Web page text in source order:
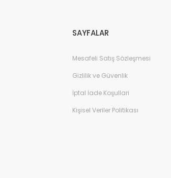
SAYFALAR
Mesafeli Satış Sözleşmesi
Gizlilik ve Güvenlik
İptal İade Koşullari
Kişisel Veriler Politikası